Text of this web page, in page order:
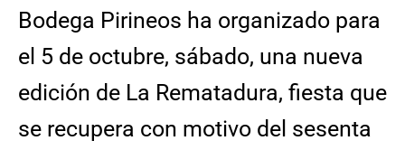
Bodega Pirineos ha organizado para
el 5 de octubre, sábado, una nueva
edición de La Rematadura, fiesta que
se recupera con motivo del sesenta